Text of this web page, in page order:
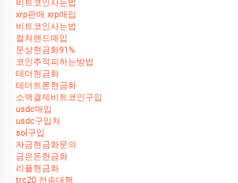
비트코인사는법
xrp판매 xrp매입
비트코인사는법
컬쳐랜드매입
문상현금화91%
코인추적피하는방법
테더현금화
테더트론현금화
소액결제비트코인구입
usdc매입
usdc구입처
sol구입
자금현금화문의
금은돈현금화
리플현금화
trc20 전송대행